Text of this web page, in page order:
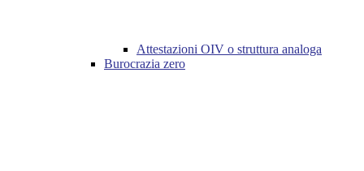
Attestazioni OIV o struttura analoga
Burocrazia zero